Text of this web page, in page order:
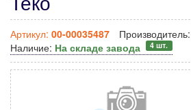
Артикул: 00-00035487 Производитель:
Наличие: На складе завода 4 шт.